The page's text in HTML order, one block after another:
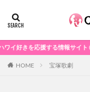
きを応援する情報サイトもやっ
HOME 宝塚歌劇